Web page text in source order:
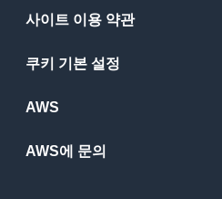
사이트 이용 약관
쿠키 기본 설정
AWS
AWS에 문의